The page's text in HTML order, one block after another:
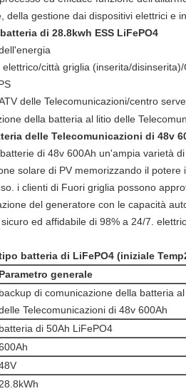
della gestione dai dispositivi elettrici e
di 28.8kwh ESS LiFePO4
città griglia (inserita/
delle Telecomunicazioni/centro
delle Telecomunicazioni di 48v
di 48v 600Ah un'ampia varietà
solare di PV memorizzando il
i clienti di Fuori griglia possono
del generatore con le capacità
ed affidabile di 98% a 24/7.
batteria di LiFePO4 (iniziale
Parametro generale
backup di comunicazione della batteria
Telecomunicazioni di 48v 600Ah
batteria di 50Ah LiFePO4